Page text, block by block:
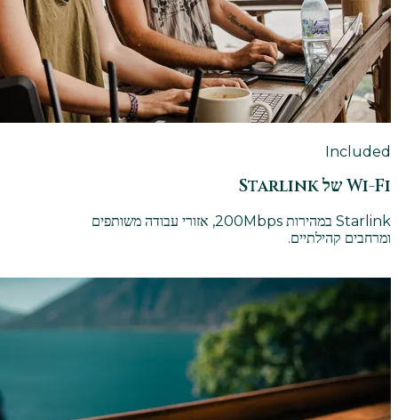
Included
Wi-Fi של Starlink
Starlink במהירות 200Mbps, אזורי עבודה משותפים
ומרחבים קהילתיים.